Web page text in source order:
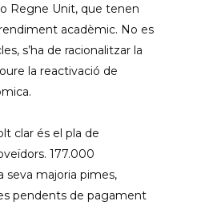
Regne Unit, que tenen
acadèmic. No es
s’ha de racionalitzar la
la reactivació de
clar és el pla de
177.000
seva majoria pimes,
pendents de pagament